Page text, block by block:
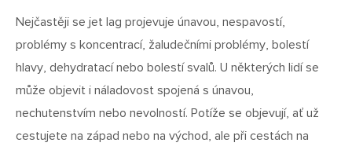
Nejčastěji se jet lag projevuje únavou, nespavostí,
problémy s koncentrací, žaludečními problémy, bolestí
hlavy, dehydratací nebo bolestí svalů. U některých lidí se
může objevit i náladovost spojená s únavou,
nechutenstvím nebo nevolností. Potíže se objevují, ať už
cestujete na západ nebo na východ, ale při cestách na